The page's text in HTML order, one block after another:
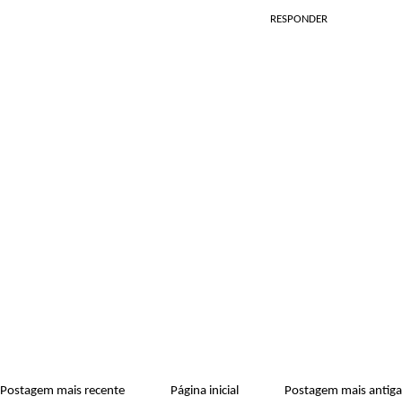
RESPONDER
Postagem mais recente Postagem mais antiga
Página inicial